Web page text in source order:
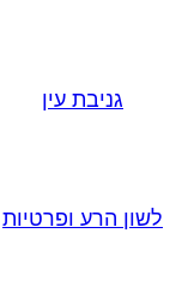
גניבת עין
לשון הרע ופרטיות